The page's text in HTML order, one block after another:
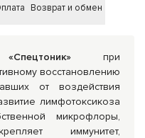
Возврат и обмен
при
восстановлению
от воздействия
лимфотоксикоза
микрофлоры,
иммунитет,